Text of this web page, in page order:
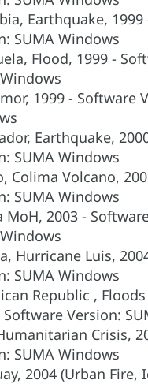
Earthquake,
SUMA Windows
Flood, 1999 -
1999 - Software
Earthquake,
SUMA Windows
Colima Volcano,
SUMA Windows
MoH, 2003 -
Hurricane Luis,
SUMA Windows
Republic ,
Software Version:
Crisis,
SUMA Windows
2004 (Urban Fire,